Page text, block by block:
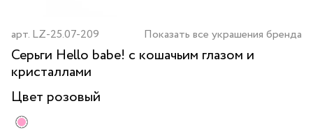
арт. LZ-25.07-209 Показать все украшения бренда
Серьги Hello babe! с кошачьим глазом и
кристаллами
Цвет розовый